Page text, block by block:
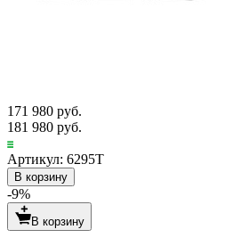
171 980 руб.
181 980 руб.
Артикул: 6295T
В корзину
-9%
В корзину